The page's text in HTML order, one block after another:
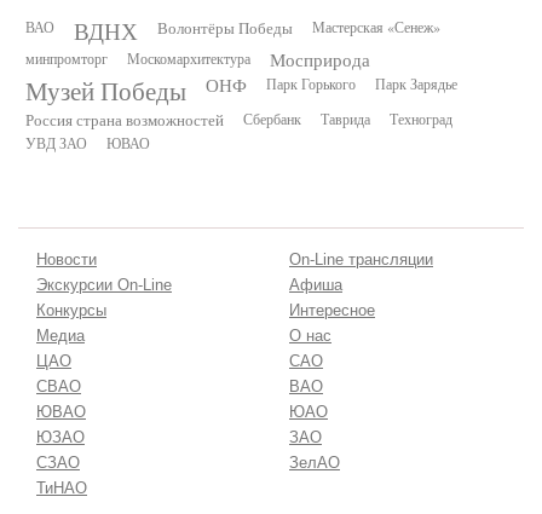
ВАО ВДНХ Волонтёры Победы
Мастерская «Сенеж»
минпромторг
Москомархитектура Мосприрода
Музей Победы ОНФ Парк Горького Парк Зарядье
Россия страна возможностей Сбербанк Таврида
Техноград
УВД ЗАО
ЮВАО
Новости
On-Line трансляции
Экскурсии On-Line
Афиша
Конкурсы
Интересное
Медиа
О нас
ЦАО
САО
СВАО
ВАО
ЮВАО
ЮАО
ЮЗАО
ЗАО
СЗАО
ЗелАО
ТиНАО